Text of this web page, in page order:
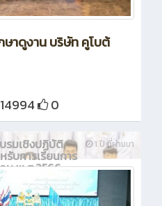
ษาดูงาน บริษัท คูโบต้
14994 0
1 ปี ที่ผ่านมา
รมเชิงปฏิบัติ
รับการเรียนการ
ม พ.ศ.2566